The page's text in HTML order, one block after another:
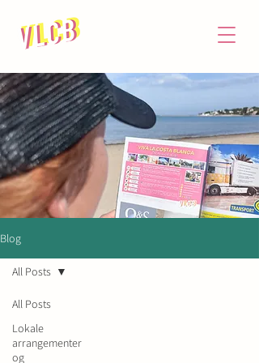
Blog
All Posts
Lokale
arrangementer
og
All Posts